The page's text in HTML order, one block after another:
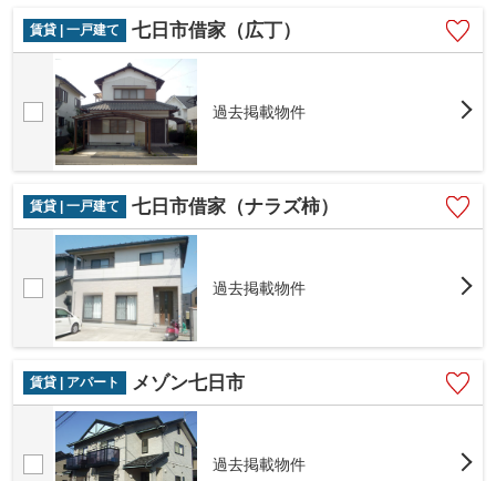
賃貸 | 一戸建て 七日市借家（広丁）
過去掲載物件
賃貸 | 一戸建て 七日市借家（ナラズ柿）
過去掲載物件
賃貸 | アパート メゾン七日市
過去掲載物件